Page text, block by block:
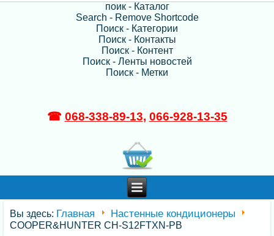
поик - Каталог
Search - Remove Shortcode
Поиск - Категории
Поиск - Контакты
Поиск - Контент
Поиск - Ленты новостей
Поиск - Метки
☎ 068-338-89-13, 066-928-13-35
Вы здесь: Главная Настенные кондиционеры
COOPER&HUNTER CH-S12FTXN-PB